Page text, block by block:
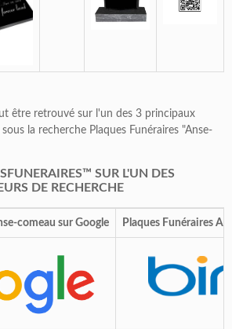
être retrouvé sur l'un des 3 principaux
la recherche Plaques Funéraires "Anse-
SUR L'UN DES
DE RECHERCHE
comeau sur Google Plaques Funéraires